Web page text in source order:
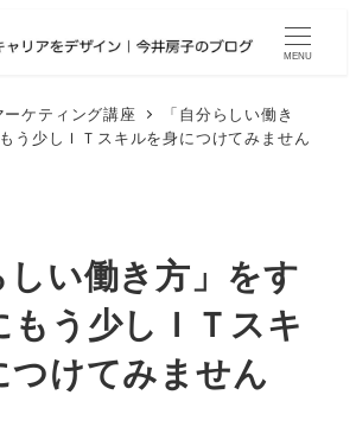
MENU
ケティング講座
「自分らしい働き
う少しＩＴスキルを身につけてみません
しい働き方」をす
もう少しＩＴスキ
つけてみません